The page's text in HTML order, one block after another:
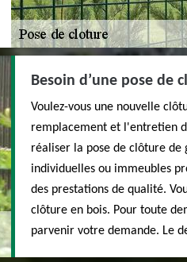
Besoin d’une pose de
Voulez-vous une nouvelle
remplacement et l'entretien
réaliser la pose de clôture
individuelles ou immeubles
des prestations de qualité.
clôture en bois. Pour toute
parvenir votre demande. Le